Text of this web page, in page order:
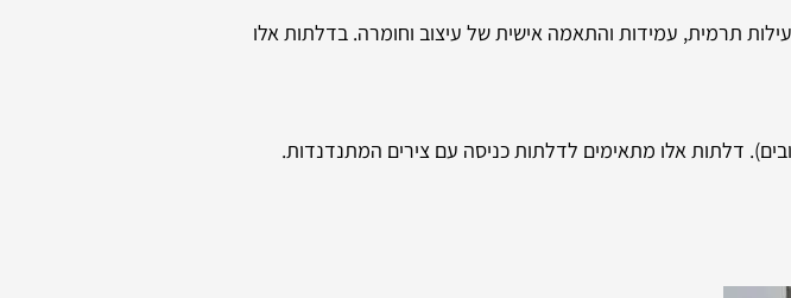
תרמית, עמידות והתאמה אישית של עיצוב וחומרה. בדלתות אלו
דלתות אלו מתאימים לדלתות כניסה עם צירים המתנדנדות.